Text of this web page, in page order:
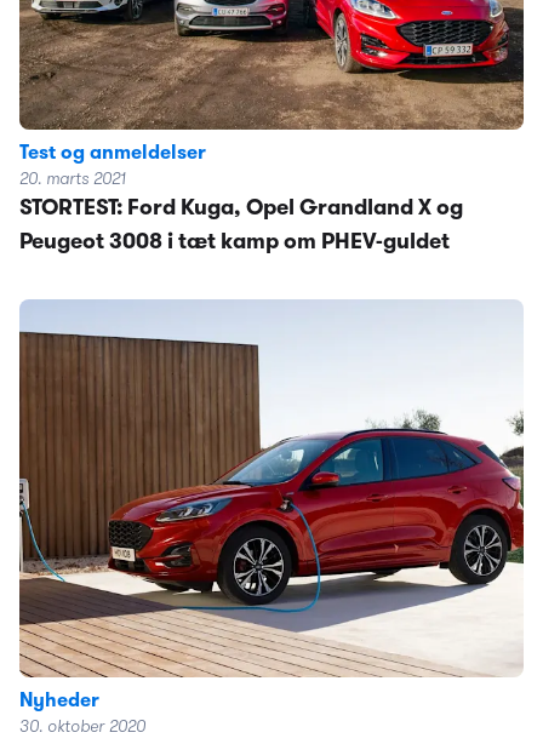
Test og anmeldelser
20. marts 2021
STORTEST: Ford Kuga, Opel Grandland X og
Peugeot 3008 i tæt kamp om PHEV-guldet
Nyheder
30. oktober 2020